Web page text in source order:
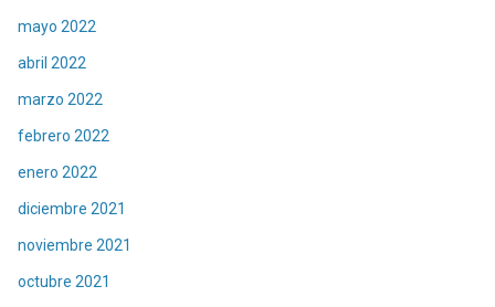
mayo 2022
abril 2022
marzo 2022
febrero 2022
enero 2022
diciembre 2021
noviembre 2021
octubre 2021